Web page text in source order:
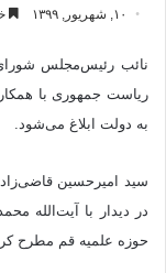
۱۰, شهریور, ۱۳۹۹
نائب رئیس‌‌مجلس شورای
ریاست جمهوری با
به دولت ابلاغ می‌شود.
سید امیرحسین
در دیدار با آیت‌الله
حوزه علمیه قم مطرح